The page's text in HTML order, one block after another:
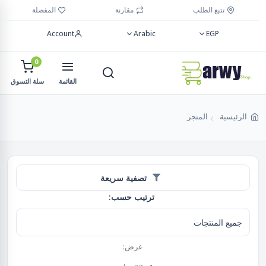
تتبع الطلب مقارنة المفضلة
EGP
Arabic
Account
القائمة
0
سلة التسوق
الرئيسية المتجر
تصفية سريعة
ترتيب حسب:
عرض: